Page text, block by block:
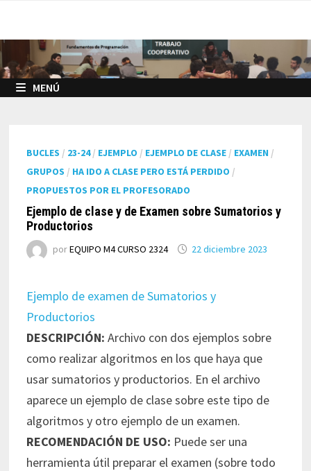
contenido
MENÚ
BUCLES / 23-24/ EJEMPLO / EJEMPLO DE CLASE / EXAMEN /
GRUPOS / HA IDO A CLASE PERO ESTÁ PERDIDO /
PROPUESTOS POR EL PROFESORADO
Ejemplo de clase y de Examen sobre Sumatorios y
Productorios
porEQUIPO M4 CURSO 2324 22 diciembre 2023
Ejemplo de examen de Sumatorios y
Productorios
DESCRIPCIÓN: Archivo con dos ejemplos sobre
como realizar algoritmos en los que haya que
usar sumatorios y productorios. En el archivo
aparece un ejemplo de clase sobre este tipo de
algoritmos y otro ejemplo de un examen.
RECOMENDACIÓN DE USO: Puede ser una
herramienta útil preparar el examen (sobre todo